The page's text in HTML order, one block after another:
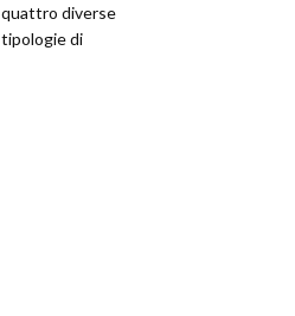
quattro diverse
tipologie di